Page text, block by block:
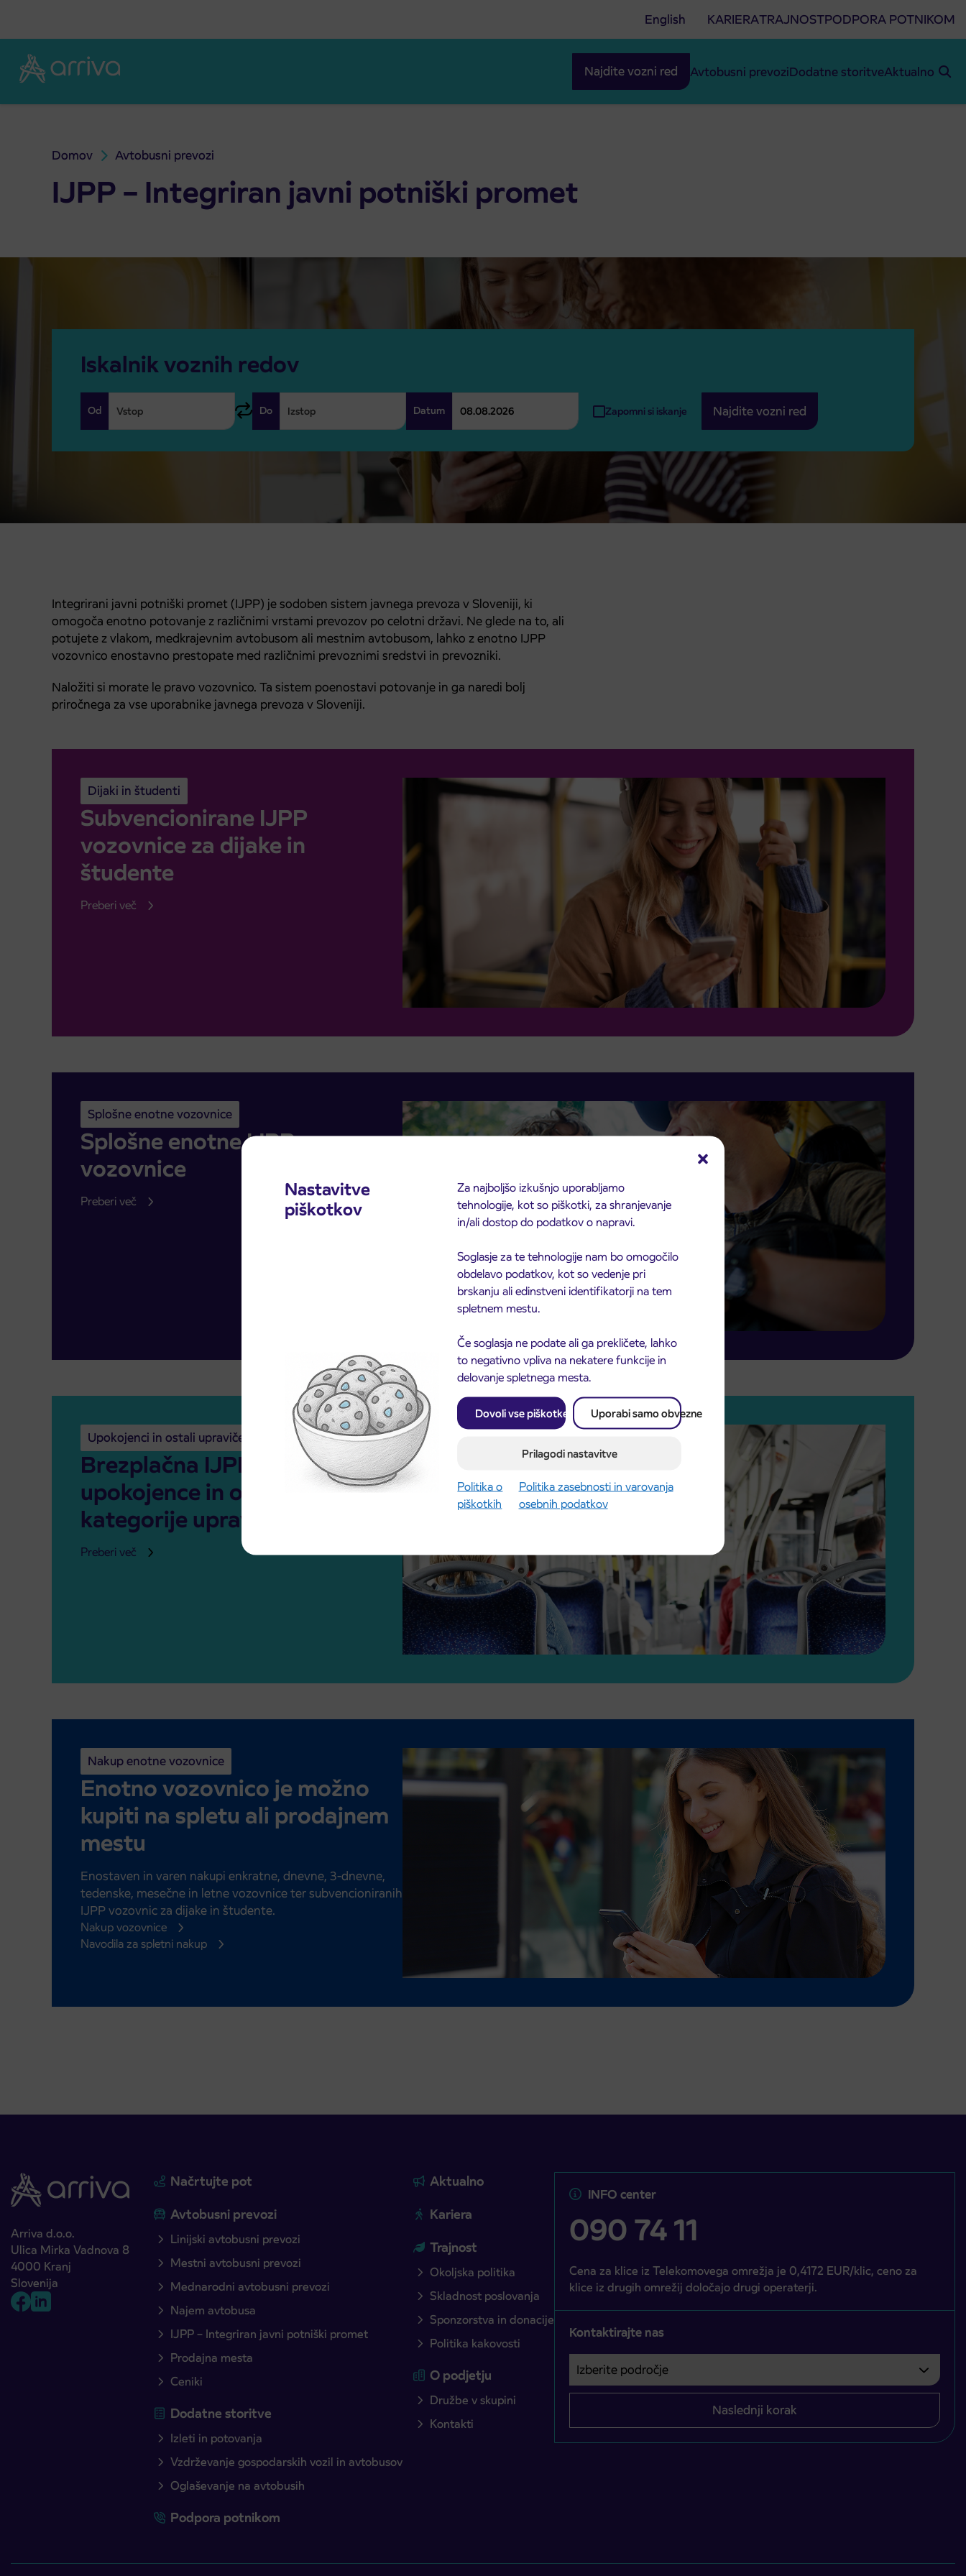
Nastavitve
piškotkov
Za najboljšo izkušnjo uporabljamo
tehnologije, kot so piškotki, za shranjevanje
in/ali dostop do podatkov o napravi.
Soglasje za te tehnologije nam bo omogočilo
obdelavo podatkov, kot so vedenje pri
brskanju ali edinstveni identifikatorji na tem
spletnem mestu.
Če soglasja ne podate ali ga prekličete, lahko
to negativno vpliva na nekatere funkcije in
delovanje spletnega mesta.
Dovoli vse piškotke Uporabi samo obvezne
Prilagodi nastavitve
Politika o
piškotkih
Politika zasebnosti in varovanja
osebnih podatkov
English KARIERATRAJNOSTPODPORA POTNIKOM
Najdite vozni red Avtobusni prevoziDodatne storitveAktualno
Domov Avtobusni prevozi
IJPP – Integriran javni potniški promet
IJPP – Integriran javni potniški promet
Iskalnik voznih redov
Od Do Datum Zapomni si iskanje Najdite vozni red
Integrirani javni potniški promet (IJPP) je sodoben sistem javnega prevoza v Sloveniji, ki
omogoča enotno potovanje z različnimi vrstami prevozov po celotni državi. Ne glede na to, ali
potujete z vlakom, medkrajevnim avtobusom ali mestnim avtobusom, lahko z enotno IJPP
vozovnico enostavno prestopate med različnimi prevoznimi sredstvi in prevozniki.
Naložiti si morate le pravo vozovnico. Ta sistem poenostavi potovanje in ga naredi bolj
priročnega za vse uporabnike javnega prevoza v Sloveniji.
Dijaki in študenti
Subvencionirane IJPP
vozovnice za dijake in
študente
Preberi več
Splošne enotne vozovnice
Splošne enotne IJPP
vozovnice
Preberi več
Upokojenci in ostali upravičenci
Brezplačna IJPP vozovnica za
upokojence in ostale
kategorije upravičencev
Preberi več
Nakup enotne vozovnice
Enotno vozovnico je možno
kupiti na spletu ali prodajnem
mestu
Enostaven in varen nakupi enkratne, dnevne, 3-dnevne,
tedenske, mesečne in letne vozovnice ter subvencioniranih
IJPP vozovnic za dijake in študente.
Nakup vozovnice
Navodila za spletni nakup
Arriva d.o.o.
Ulica Mirka Vadnova 8
4000 Kranj
Slovenija
Načrtujte pot
Avtobusni prevozi
Linijski avtobusni prevozi
Mestni avtobusni prevozi
Mednarodni avtobusni prevozi
Najem avtobusa
IJPP – Integriran javni potniški promet
Prodajna mesta
Ceniki
Dodatne storitve
Izleti in potovanja
Vzdrževanje gospodarskih vozil in avtobusov
Oglaševanje na avtobusih
Podpora potnikom
Aktualno
Kariera
Trajnost
Okoljska politika
Skladnost poslovanja
Sponzorstva in donacije
Politika kakovosti
O podjetju
Družbe v skupini
Kontakti
INFO center
090 74 11
Cena za klice iz Telekomovega omrežja je 0,4172 EUR/klic, ceno za
klice iz drugih omrežij določajo drugi operaterji.
Kontaktirajte nas
Izberite področje
Področje je obvezno izbrati.
Naslednji korak